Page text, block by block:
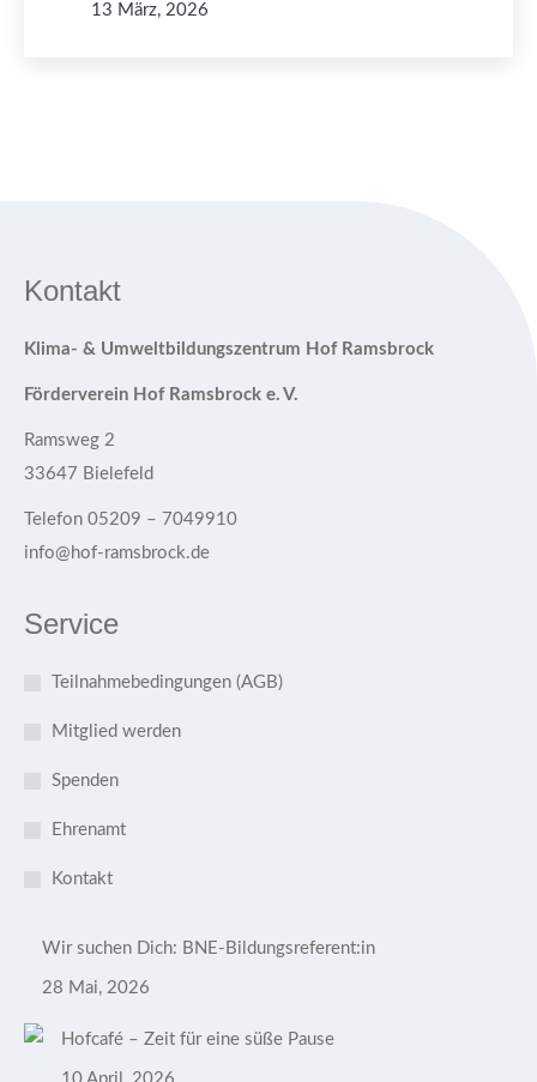
13 März, 2026
Kontakt
Klima- & Umweltbildungszentrum Hof Ramsbrock
Förderverein Hof Ramsbrock e. V.
Ramsweg 2
33647 Bielefeld
Telefon 05209 – 7049910
info@hof-ramsbrock.de
Service
Teilnahmebedingungen (AGB)
Mitglied werden
Spenden
Ehrenamt
Kontakt
Wir suchen Dich: BNE-Bildungsreferent:in
28 Mai, 2026
Hofcafé – Zeit für eine süße Pause